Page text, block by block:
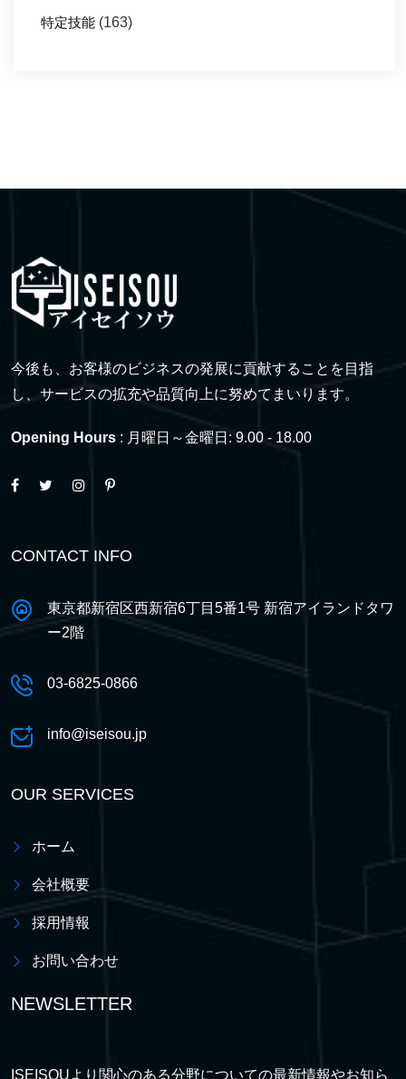
特定技能 (163)
今後も、お客様のビジネスの発展に貢献することを目指
し、サービスの拡充や品質向上に努めてまいります。
Opening Hours : 月曜日～金曜日: 9.00 - 18.00
CONTACT INFO
東京都新宿区西新宿6丁目5番1号 新宿アイランドタワ
ー2階
03-6825-0866
info@iseisou.jp
OUR SERVICES
ホーム
会社概要
採用情報
お問い合わせ
NEWSLETTER
ISEISOUより関心のある分野についての最新情報やお知ら